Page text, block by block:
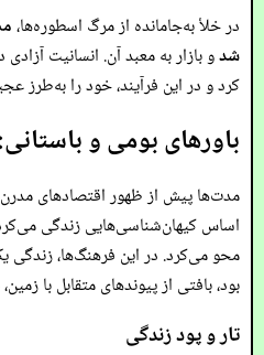
در خلأ به‌جا‌مانده از مرگ اسطوره‌ها،
شدو بازار به معبد آن. انسانیت
کرد و در این فرآیند، خود را به‌طرز
باورهای بومی و
مدت‌ها پیش از ظهور اقتصادهای
اساس کیهان‌شناسی‌هایی زندگی
محو می‌کرد. در این فرهنگ‌ها، زندگی
بود، بافتی از پیوندهای متقابل با
تار و پود زندگی